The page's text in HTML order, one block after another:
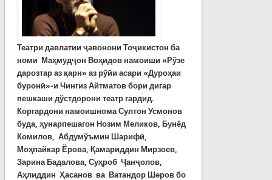
Театри давлатии ҷавонони Тоҷикистон ба
номи Маҳмудҷон Воҳидов намоиши «Рўзе
дарозтар аз қарн» аз рўйи асари «Дуроҳаи
буронӣ»-и Чингиз Айтматов бори дигар
пешкаши дўстдорони театр гардид.
Коргардони намоишнома Султон Усмонов
буда, ҳунарпешагон Нозим Меликов, Бунёд
Комилов, Абдумўъмин Шарифӣ,
Моҳпайкар Ёрова, Қамариддин Мирзоев,
Зарина Бадалова, Суҳроб Ҷанҷолов,
Аҳлиддин Ҳасанов ва Ватандор Шеров бо